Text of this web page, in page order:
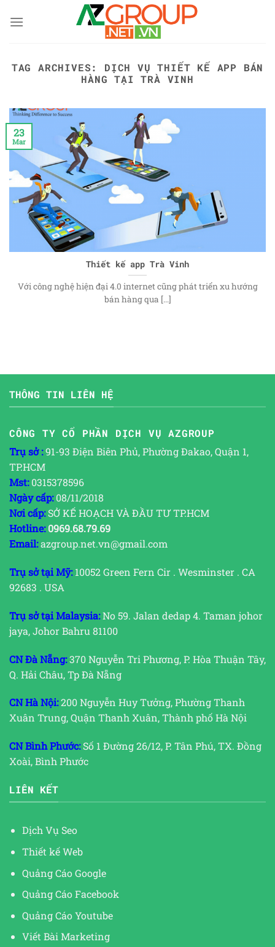
TAG ARCHIVES: DỊCH VỤ THIẾT KẾ APP BÁN
HÀNG TẠI TRÀ VINH
Thiết kế app Trà Vinh
Với công nghệ hiện đại 4.0 internet cũng phát triển xu hướng
bán hàng qua [...]
23
Mar
THÔNG TIN LIÊN HỆ
CÔNG TY CỔ PHẦN DỊCH VỤ AZGROUP
Trụ sở :91-93 Điện Biên Phủ, Phường Đakao, Quận 1,
TP.HCM
Mst:0315378596
Ngày cấp:08/11/2018
Nơi cấp:SỞ KẾ HOẠCH VÀ ĐẦU TƯ TP.HCM
Hotline: 0969.68.79.69
Email:azgroup.net.vn@gmail.com
Trụ sở tại Mỹ:10052 Green Fern Cir . Wesminster . CA
92683 . USA
Trụ sở tại Malaysia:No 59. Jalan dedap 4. Taman johor
jaya, Johor Bahru 81100
CN Đà Nẵng:370 Nguyễn Tri Phương, P. Hòa Thuận Tây,
Q. Hải Châu, Tp Đà Nẵng
CN Hà Nội:200 Nguyễn Huy Tưởng, Phường Thanh
Xuân Trung, Quận Thanh Xuân, Thành phố Hà Nội
CN Bình Phước:Số 1 Đường 26/12, P. Tân Phú, TX. Đồng
Xoài, Bình Phước
LIÊN KẾT
Dịch Vụ Seo
Thiết kế Web
Quảng Cáo Google
Quảng Cáo Facebook
Quảng Cáo Youtube
Viết Bài Marketing